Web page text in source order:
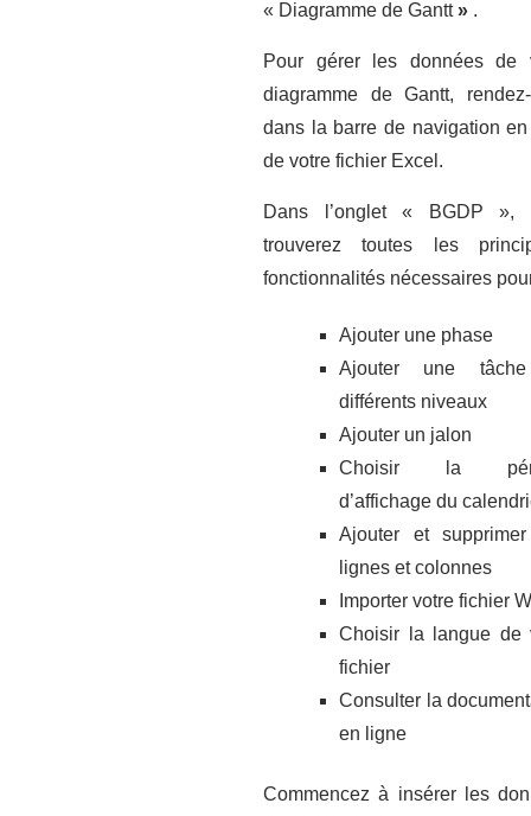
« Diagramme de Gantt» .
Pour gérer les données de
diagramme de Gantt,
dans la barre de navigation
de votre fichier Excel.
Dans l’onglet « BGDP »,
trouverez toutes les
fonctionnalités nécessaires
Ajouter une phase
Ajouter une
différents niveaux
Ajouter un jalon
Choisir la
d’affichage du
Ajouter et
lignes et colonnes
Importer votre fichier
Choisir la langue de
fichier
Consulter la
en ligne
Commencez à insérer les